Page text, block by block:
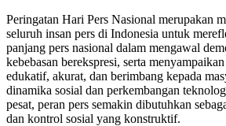
Peringatan Hari Pers Nasional merupakan
seluruh insan pers di Indonesia untuk
panjang pers nasional dalam mengawal
kebebasan berekspresi, serta
edukatif, akurat, dan berimbang kepada
dinamika sosial dan perkembangan
pesat, peran pers semakin dibutuhkan
dan kontrol sosial yang konstruktif.